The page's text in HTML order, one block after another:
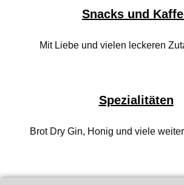
Snacks und
Mit Liebe und vielen leckeren
Spezialitäten
Brot Dry Gin, Honig und viele